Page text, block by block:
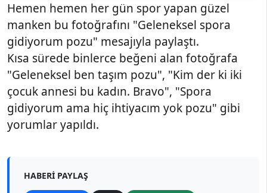
Hemen hemen her gün spor yapan güzel
manken bu fotoğrafını "Geleneksel spora
gidiyorum pozu" mesajıyla paylaştı.
Kısa sürede binlerce beğeni alan fotoğrafa
"Geleneksel ben taşım pozu", "Kim der ki iki
çocuk annesi bu kadın. Bravo", "Spora
gidiyorum ama hiç ihtiyacım yok pozu" gibi
yorumlar yapıldı.
HABERI PAYLAŞ